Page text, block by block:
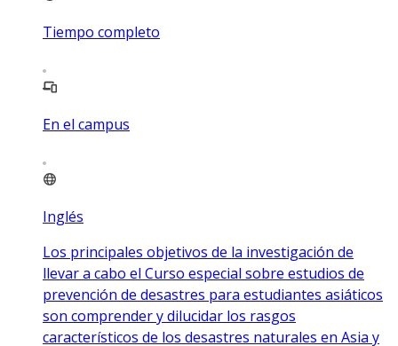
Tiempo completo
En el campus
Inglés
Los principales objetivos de la investigación de
llevar a cabo el Curso especial sobre estudios de
prevención de desastres para estudiantes asiáticos
son comprender y dilucidar los rasgos
característicos de los desastres naturales en Asia y